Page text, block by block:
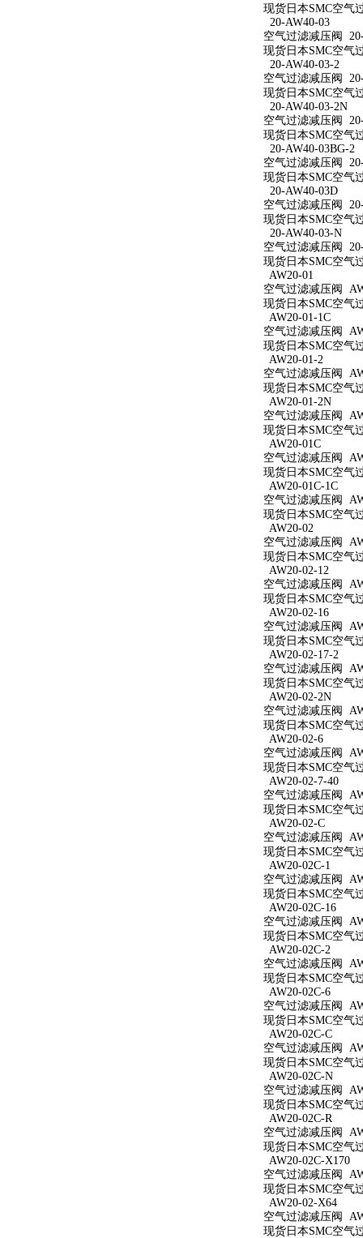
现货日本SMC空气
20-AW40-03
空气过滤减压阀
现货日本SMC空气
20-AW40-03-2
空气过滤减压阀
现货日本SMC空气
20-AW40-03-2N
空气过滤减压阀
现货日本SMC空气
20-AW40-03BG-2
空气过滤减压阀
现货日本SMC空气
20-AW40-03D
空气过滤减压阀
现货日本SMC空气
20-AW40-03-N
空气过滤减压阀
现货日本SMC空气
AW20-01
空气过滤减压阀
现货日本SMC空气
AW20-01-1C
空气过滤减压阀
现货日本SMC空气
AW20-01-2
空气过滤减压阀
现货日本SMC空气
AW20-01-2N
空气过滤减压阀
现货日本SMC空气
AW20-01C
空气过滤减压阀
现货日本SMC空气
AW20-01C-1C
空气过滤减压阀
现货日本SMC空气
AW20-02
空气过滤减压阀
现货日本SMC空气
AW20-02-12
空气过滤减压阀
现货日本SMC空气
AW20-02-16
空气过滤减压阀
现货日本SMC空气
AW20-02-17-2
空气过滤减压阀
现货日本SMC空气
AW20-02-2N
空气过滤减压阀
现货日本SMC空气
AW20-02-6
空气过滤减压阀
现货日本SMC空气
AW20-02-7-40
空气过滤减压阀
现货日本SMC空气
AW20-02-C
空气过滤减压阀
现货日本SMC空气
AW20-02C-1
空气过滤减压阀
现货日本SMC空气
AW20-02C-16
空气过滤减压阀
现货日本SMC空气
AW20-02C-2
空气过滤减压阀
现货日本SMC空气
AW20-02C-6
空气过滤减压阀
现货日本SMC空气
AW20-02C-C
空气过滤减压阀
现货日本SMC空气
AW20-02C-N
空气过滤减压阀
现货日本SMC空气
AW20-02C-R
空气过滤减压阀
现货日本SMC空气
AW20-02C-X170
空气过滤减压阀
现货日本SMC空气
AW20-02-X64
空气过滤减压阀
现货日本SMC空气